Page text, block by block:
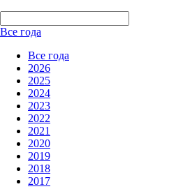
Все года
Все года
2026
2025
2024
2023
2022
2021
2020
2019
2018
2017